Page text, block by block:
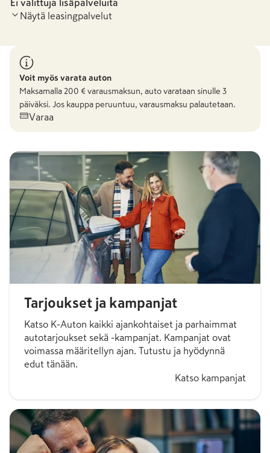
Ei valittuja lisäpalveluita
Näytä leasingpalvelut
Voit myös varata auton
Maksamalla 200 € varausmaksun, auto varataan sinulle 3
päiväksi. Jos kauppa peruuntuu, varausmaksu palautetaan.
Varaa
Tarjoukset ja kampanjat
Katso K-Auton kaikki ajankohtaiset ja parhaimmat
autotarjoukset sekä -kampanjat. Kampanjat ovat
voimassa määritellyn ajan. Tutustu ja hyödynnä
edut tänään.
Katso kampanjat